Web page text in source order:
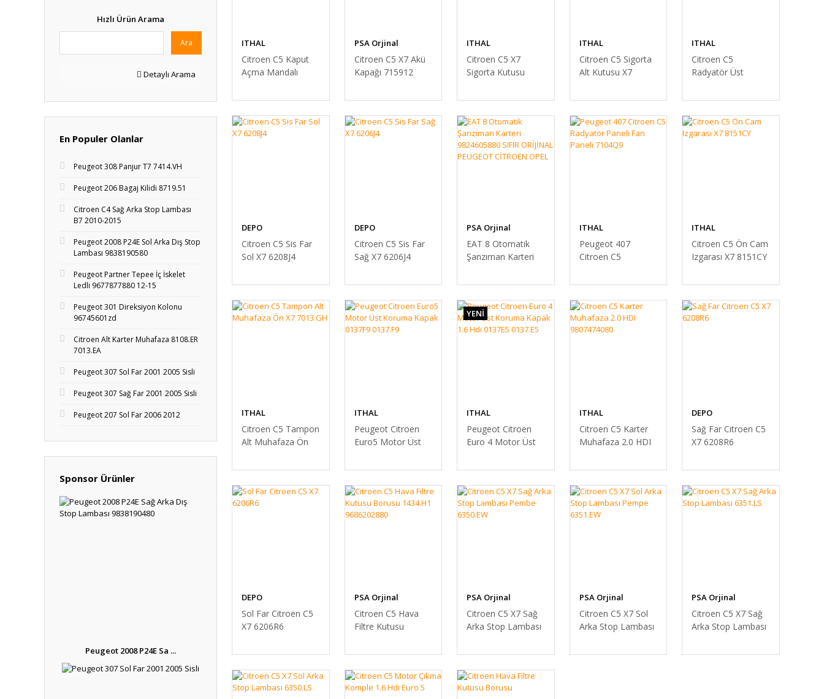
Hızlı Ürün Arama
Ara
Detaylı Arama
En Populer Olanlar
Peugeot 308 Panjur T7 7414.VH
Peugeot 206 Bagaj Kilidi 8719.51
Citroen C4 Sağ Arka Stop Lambası
B7 2010-2015
Peugeot 2008 P24E Sol Arka Dış Stop
Lambası 9838190580
Peugeot Partner Tepee İç İskelet
Ledli 9677877880 12-15
Peugeot 301 Direksiyon Kolonu
96745601zd
Citroen Alt Karter Muhafaza 8108.ER
7013.EA
Peugeot 307 Sol Far 2001 2005 Sisli
Peugeot 307 Sağ Far 2001 2005 Sisli
Peugeot 207 Sol Far 2006 2012
Sponsor Ürünler
Peugeot 2008 P24E Sa ...
ITHAL
Citroen C5 Kaput
Açma Mandalı
PSA Orjinal
Citroen C5 X7 Akü
Kapağı 715912
ITHAL
Citroen C5 X7
Sigorta Kutusu
ITHAL
Citroen C5 Sigorta
Alt Kutusu X7
ITHAL
Citroen C5
Radyatör Üst
7416Q4
DEPO
Citroen C5 Sis Far
Sol X7 6208J4
DEPO
Citroen C5 Sis Far
Sağ X7 6206J4
PSA Orjinal
EAT 8 Otomatik
Şanzıman Karteri
ORİJİNAL
CİTROEN OPEL
ITHAL
Peugeot 407
Citroen C5
Fan Paneli 7104Q9
ITHAL
Citroen C5 Ön Cam
Izgarası X7 8151CY
ITHAL
Citroen C5 Tampon
Alt Muhafaza Ön
ITHAL
Peugeot Citroen
Euro5 Motor Üst
0137F9 0137.F9
YENİ
ITHAL
Peugeot Citroen
Euro 4 Motor Üst
Hdi 0137E5
ITHAL
Citroen C5 Karter
Muhafaza 2.0 HDI
DEPO
Sağ Far Citroen C5
X7 6208R6
DEPO
Sol Far Citroen C5
X7 6206R6
PSA Orjinal
Citroen C5 Hava
Filtre Kutusu
9686202880
PSA Orjinal
Citroen C5 X7 Sağ
Arka Stop Lambası
PSA Orjinal
Citroen C5 X7 Sol
Arka Stop Lambası
PSA Orjinal
Citroen C5 X7 Sağ
Arka Stop Lambası